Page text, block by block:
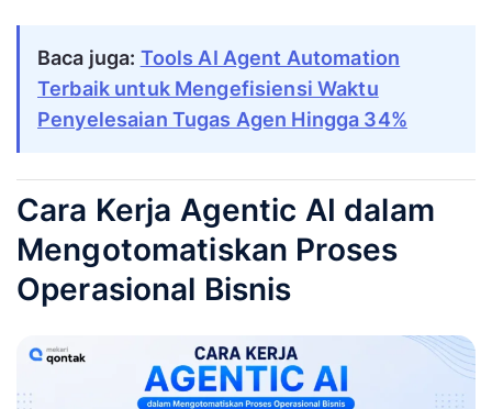
Baca juga: Tools AI Agent Automation
Terbaik untuk Mengefisiensi Waktu
Penyelesaian Tugas Agen Hingga 34%
Cara Kerja Agentic AI dalam
Mengotomatiskan Proses
Operasional Bisnis